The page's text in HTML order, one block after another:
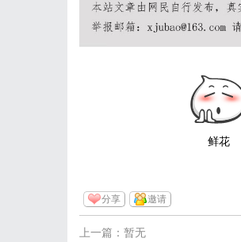
鲜花
分享 邀请
上一篇：暂无